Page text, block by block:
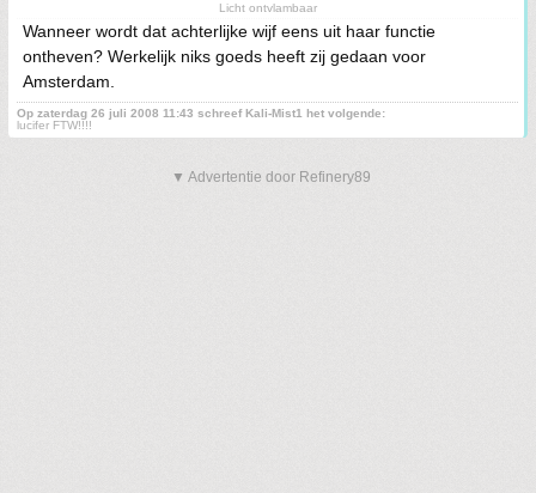
Licht ontvlambaar
Wanneer wordt dat achterlijke wijf eens uit haar functie
ontheven? Werkelijk niks goeds heeft zij gedaan voor
Amsterdam.
Op zaterdag 26 juli 2008 11:43 schreef Kali-Mist1 het volgende:
lucifer FTW!!!!
▼ Advertentie door Refinery89